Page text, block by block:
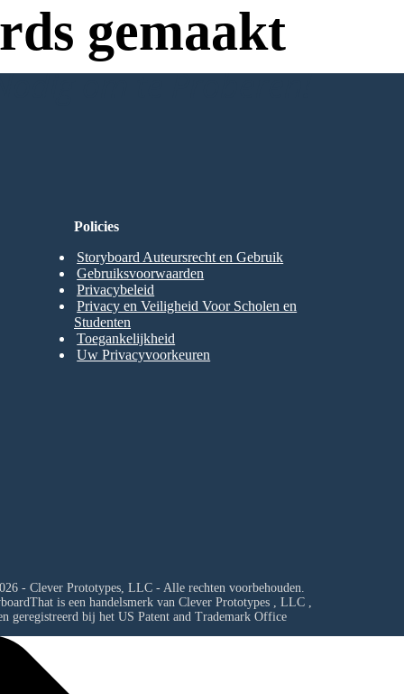
gemaakt
om te Proberen!
Policies
Storyboard Auteursrecht en Gebruik
Gebruiksvoorwaarden
Privacybeleid
Privacy en Veiligheid Voor Scholen en
Studenten
Toegankelijkheid
Uw Privacyvoorkeuren
- Clever Prototypes, LLC - Alle rechten voorbehouden.
is een handelsmerk van Clever Prototypes , LLC,
geregistreerd bij het US Patent and Trademark Office